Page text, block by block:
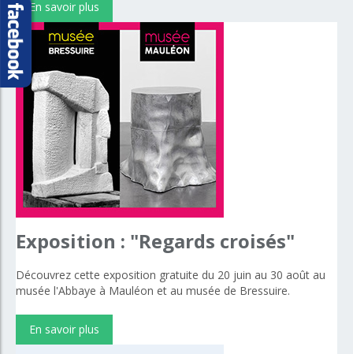
En savoir plus
Exposition : "Regards croisés"
Découvrez cette exposition gratuite du 20 juin au 30 août au
musée l'Abbaye à Mauléon et au musée de Bressuire.
En savoir plus